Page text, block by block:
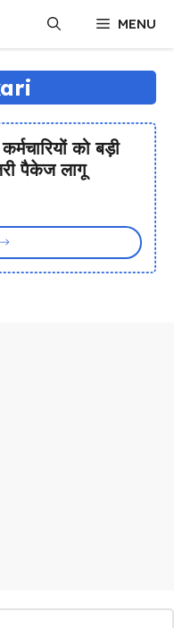
MENU
को बड़ी
पैकेज लागू